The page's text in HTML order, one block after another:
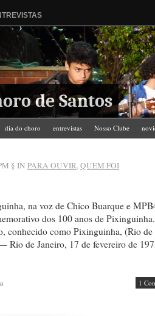
de Santos
dia do choro entrevistas Nosso Clube
§ IN PARA OUVIR,QUEM FOI
na voz de Chico Buarque e
dos 100 anos de Pixinguinha.
conhecido como Pixinguinha, (Rio de
Rio de Janeiro, 17 de fevereiro de
1